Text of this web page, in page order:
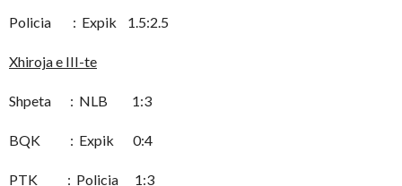
Policia : Expik 1.5:2.5
Xhiroja e III-te
Shpeta : NLB 1:3
BQK : Expik 0:4
PTK : Policia 1:3